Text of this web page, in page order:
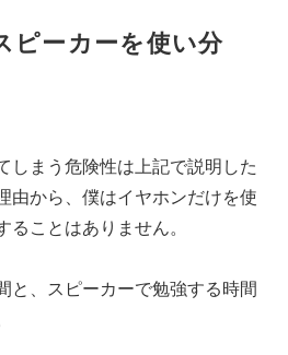
ピーカーを使い分
しまう危険性は上記で説明した
由から、僕はイヤホンだけを使
ることはありません。
と、スピーカーで勉強する時間